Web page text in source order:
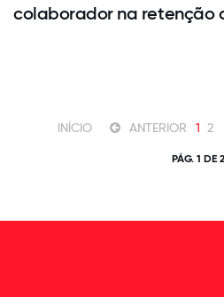
colaborador na retenção
INÍCIO ANTERIOR 1 2
PÁG. 1 DE 2